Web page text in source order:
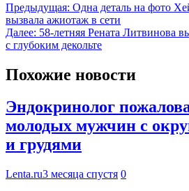
Предыдущая: Одна деталь на фото
вызвала ажиотаж в сети
Далее: 58-летняя Рената Литвинова
с глубоким декольте
Похожие новости
Эндокринолог
молодых мужчин с
и грудями
Lenta.ru3 месяца спустя 0